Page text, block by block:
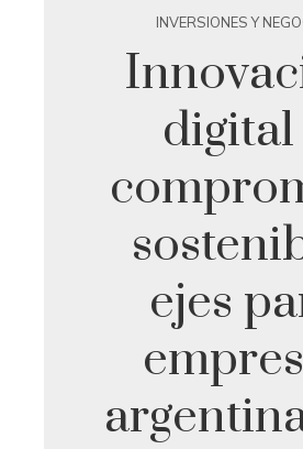
INVERSIONES Y
ejes